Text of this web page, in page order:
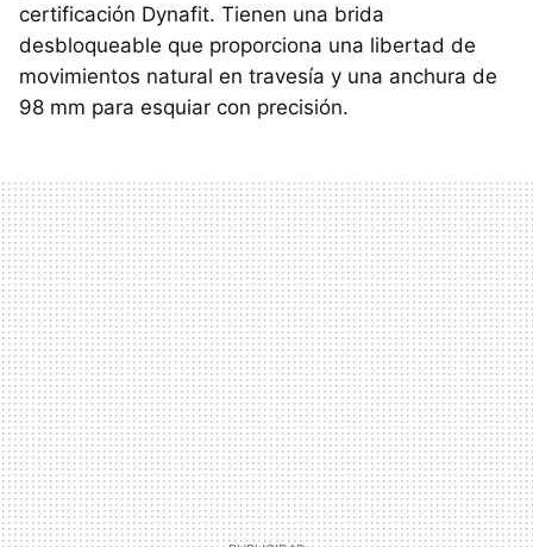
certificación Dynafit. Tienen una brida
desbloqueable que proporciona una libertad de
movimientos natural en travesía y una anchura de
98 mm para esquiar con precisión.